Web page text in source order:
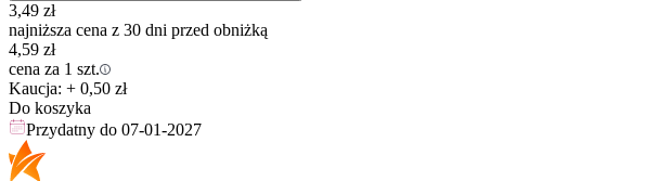
3,49 zł
najniższa cena z 30 dni przed obniżką
4,59 zł
cena za 1 szt.
Kaucja: + 0,50 zł
Do koszyka
Przydatny do 07-01-2027